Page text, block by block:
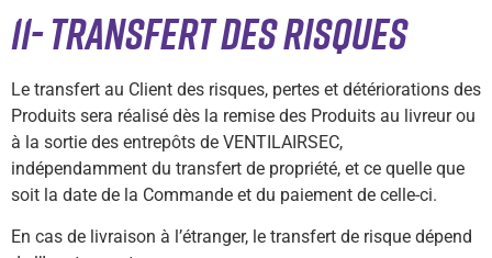
11- TRANSFERT DES RISQUES
Le transfert au Client des risques, pertes et détériorations des
Produits sera réalisé dès la remise des Produits au livreur ou
à la sortie des entrepôts de VENTILAIRSEC,
indépendamment du transfert de propriété, et ce quelle que
soit la date de la Commande et du paiement de celle-ci.
En cas de livraison à l’étranger, le transfert de risque dépend